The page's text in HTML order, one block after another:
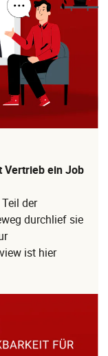
Vertrieb ein Job
der
durchlief sie
ist hier